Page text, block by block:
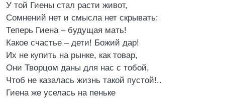
У той Гиены стал расти живот,
Сомнений нет и смысла нет скрывать:
Теперь Гиена – будущая мать!
Какое счастье – дети! Божий дар!
Их не купить на рынке, как товар,
Они Творцом даны для нас с тобой,
Чтоб не казалась жизнь такой пустой!..
Гиена же уселась на пеньке